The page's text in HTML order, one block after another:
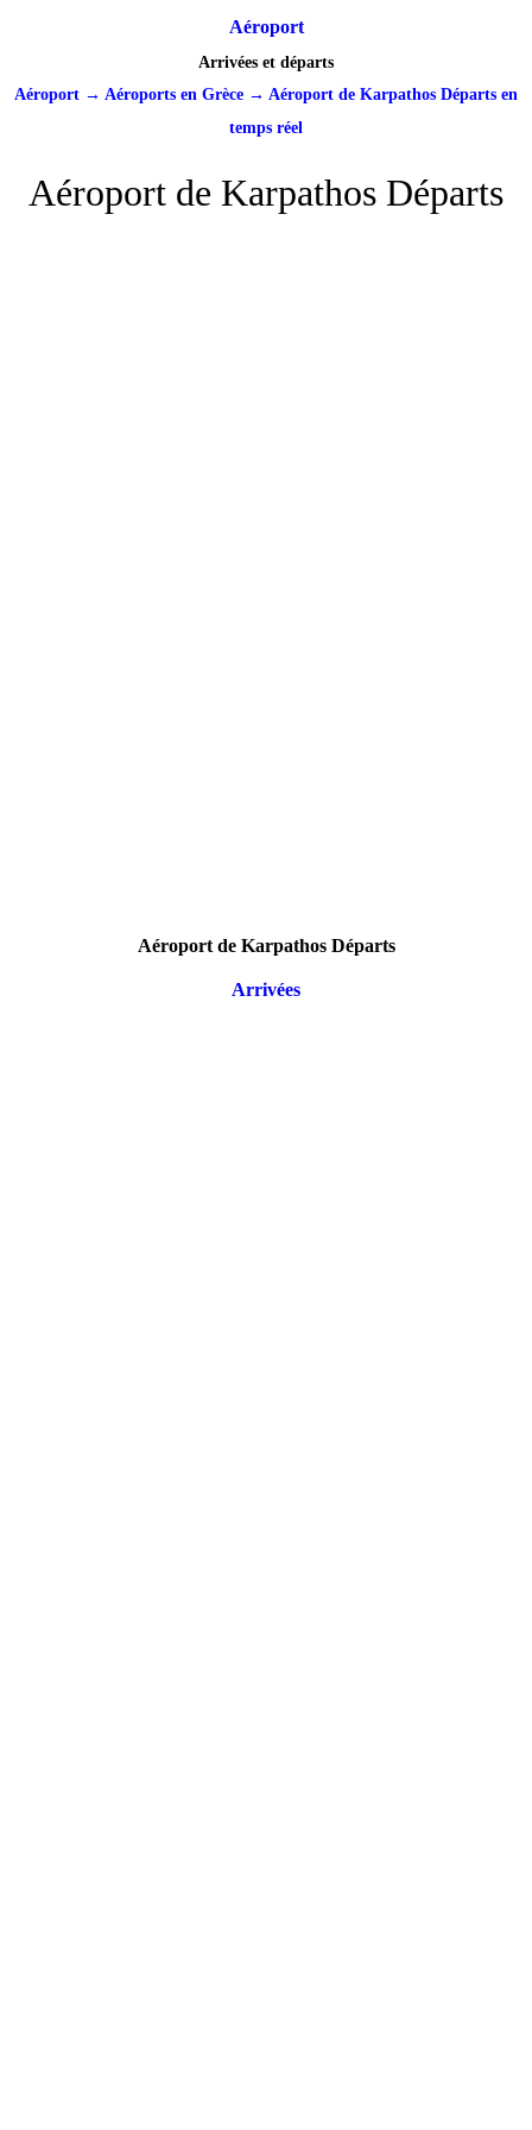
Aéroport
Arrivées et départs
Aéroport → Aéroports en Grèce → Aéroport de Karpathos Départs en
temps réel
Aéroport de Karpathos Départs
Aéroport de Karpathos Départs
Arrivées